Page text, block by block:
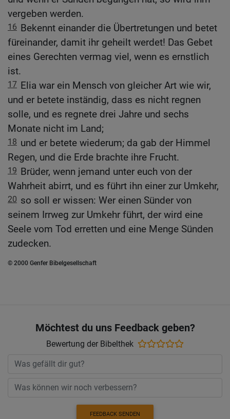
vergeben werden.
16 Bekennt einander die Übertretungen und betet
füreinander, damit ihr geheilt werdet! Das Gebet
eines Gerechten vermag viel, wenn es ernstlich
ist.
17 Elia war ein Mensch von gleicher Art wie wir,
und er betete inständig, dass es nicht regnen
solle, und es regnete drei Jahre und sechs
Monate nicht im Land;
18 und er betete wiederum; da gab der Himmel
Regen, und die Erde brachte ihre Frucht.
19 Brüder, wenn jemand unter euch von der
Wahrheit abirrt, und es führt ihn einer zur Umkehr,
20 so soll er wissen: Wer einen Sünder von
seinem Irrweg zur Umkehr führt, der wird eine
Seele vom Tod erretten und eine Menge Sünden
zudecken.
© 2000 Genfer Bibelgesellschaft
Möchtest du uns Feedback geben?
Bewertung der Bibelthek
FEEDBACK SENDEN